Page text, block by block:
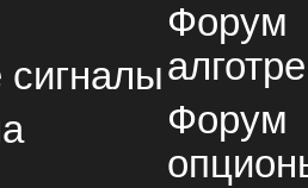
сигналы
Форум
Форум